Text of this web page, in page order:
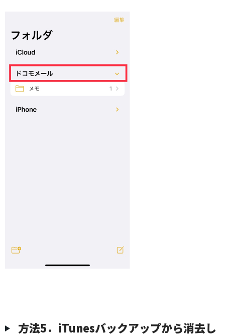
方法5．iTunesバックアップから消去し